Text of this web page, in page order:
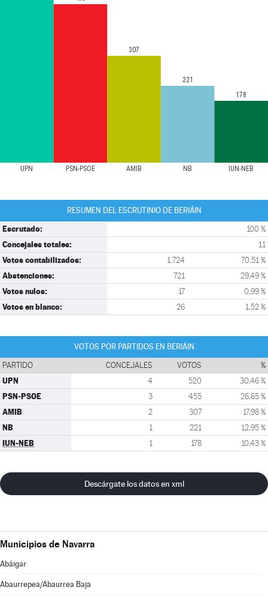
UPN PSN-PSOE AMIB NB IUN-NEB
307
221
178
RESUMEN DEL ESCRUTINIO DE BERIÁIN
Escrutado: 100 %
Concejales totales: 11
Votos contabilizados: 1.724 70,51 %
Abstenciones: 721 29,49 %
Votos nulos: 17 0,99 %
Votos en blanco: 26 1,52 %
VOTOS POR PARTIDOS EN BERIÁIN
PARTIDO CONCEJALES VOTOS %
UPN 4 520 30,46 %
PSN-PSOE 3 455 26,65 %
AMIB 2 307 17,98 %
NB 1 221 12,95 %
IUN-NEB 1 178 10,43 %
Descárgate los datos en xml
Municipios de Navarra
Abáigar
Abaurrepea/Abaurrea Baja